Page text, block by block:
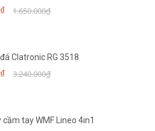
1.650.000₫
Clatronic RG 3518
3.240.000₫
cầm tay WMF Lineo 4in1